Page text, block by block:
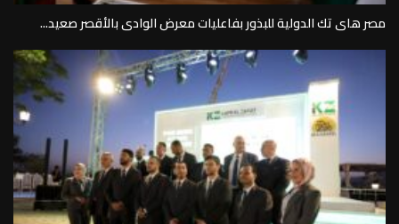
مصر هاى تك الدولية للبذور بفاعليات معرض الوادى بالأقصر صعيد...